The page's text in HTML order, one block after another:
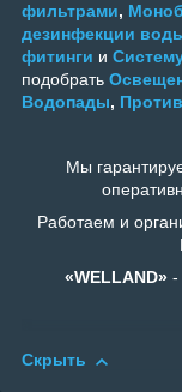
фильтрами,
дезинфекции
фитинги и
подобрать
Водопады,
Мы
Работаем и
«WELLAND»-
Скрыть